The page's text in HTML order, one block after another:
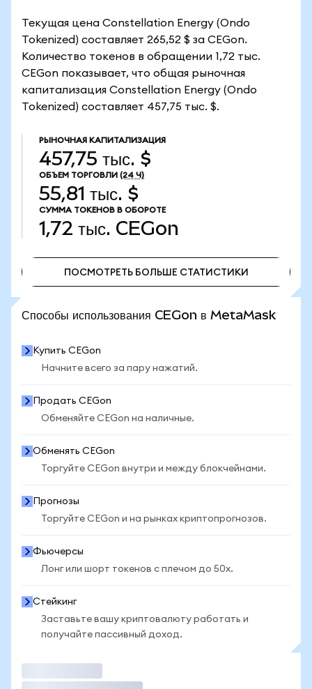
Текущая цена Constellation Energy (Ondo
Tokenized) составляет 265,52 $ за CEGon.
Количество токенов в обращении 1,72 тыс.
CEGon показывает, что общая рыночная
капитализация Constellation Energy (Ondo
Tokenized) составляет 457,75 тыс. $.
РЫНОЧНАЯ КАПИТАЛИЗАЦИЯ
457,75 тыс. $
ОБЪЕМ ТОРГОВЛИ (24 Ч)
55,81 тыс. $
СУММА ТОКЕНОВ В ОБОРОТЕ
1,72 тыс. CEGon
ПОСМОТРЕТЬ БОЛЬШЕ СТАТИСТИКИ
Способы использования CEGon в MetaMask
Купить CEGon
Начните всего за пару нажатий.
Продать CEGon
Обменяйте CEGon на наличные.
Обменять CEGon
Торгуйте CEGon внутри и между блокчейнами.
Прогнозы
Торгуйте CEGon и на рынках криптопрогнозов.
Фьючерсы
Лонг или шорт токенов с плечом до 50x.
Стейкинг
Заставьте вашу криптовалюту работать и
получайте пассивный доход.